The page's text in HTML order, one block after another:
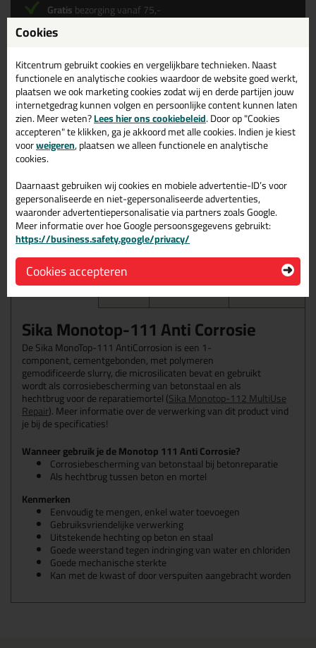
12,29 per stuk
(14,87incl. BTW )
Volumeprijzen
10x9,99p/st 19%korting
Waarom dit product?
Gratisbezorging vanaf 75,-
Waarom dit product?
Eenvoudig te mengen, enkel water toevoegen
Gebruiksvriendelijke verwerking
Uitstekende hechting op beton en staal
Omschrijving Video Specificaties Reviews (0)
Sika Monotop-111 Anti Corrosie
De Sika MonoTop-111 AntiCorrosion is een 1-
component, cementgebonden, met polymeren
gemodificeerde slurry, die microsilicaten bevat en gebruikt
wordt als corrosiebescherming van betonstaal en als
hechtbrug voor de reparatiemortel (Sika Monotop-112 MultiUse
Repair). Meer informatie over de verwerking van dit product vind
je bij de specificaties!
Wanneer gebruik je de Monotop 111 Anti Corrosie?
Corrosiebescherming van betonstaal bij betonreparatie
Als hechtbrug tussen beton en mortel
Kenmerken
Eenvoudig te mengen, enkel water toevoegen
Gebruiksvriendelijke verwerking
Uitstekende hechting op beton en staal
Goede weerstand tegen indringing van water en chloriden
Goede mechanische sterkte
Kan met de kwast of door verspuiten aangebracht worden
Cookies
Kitcentrum gebruikt cookies en vergelijkbare technieken. Naast
functionele en analytische cookies waardoor de website goed werkt,
plaatsen we ook marketing cookies zodat wij en derde partijen jouw
internetgedrag kunnen volgen en persoonlijke content kunnen laten
zien. Meer weten?Lees hier ons cookiebeleid. Door op "Cookies
accepteren" te klikken, ga je akkoord met alle cookies. Indien je kiest
voorweigeren, plaatsen we alleen functionele en analytische
cookies.
Daarnaast gebruiken wij cookies en mobiele advertentie-ID’s voor
gepersonaliseerde en niet-gepersonaliseerde advertenties,
waaronder advertentiepersonalisatie via partners zoals Google.
Meer informatie over hoe Google persoonsgegevens gebruikt:
https://business.safety.google/privacy/
Cookies accepteren